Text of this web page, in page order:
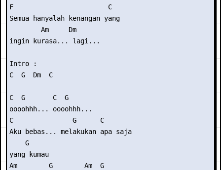
F                        C
Semua hanyalah kenangan yang
        Am     Dm
ingin kurasa... lagi...
Intro :
C  G  Dm  C
C  G       C  G
oooohhh... oooohhh...
C               G      C
Aku bebas... melakukan apa saja
    G
yang kumau
Am        G        Am  G